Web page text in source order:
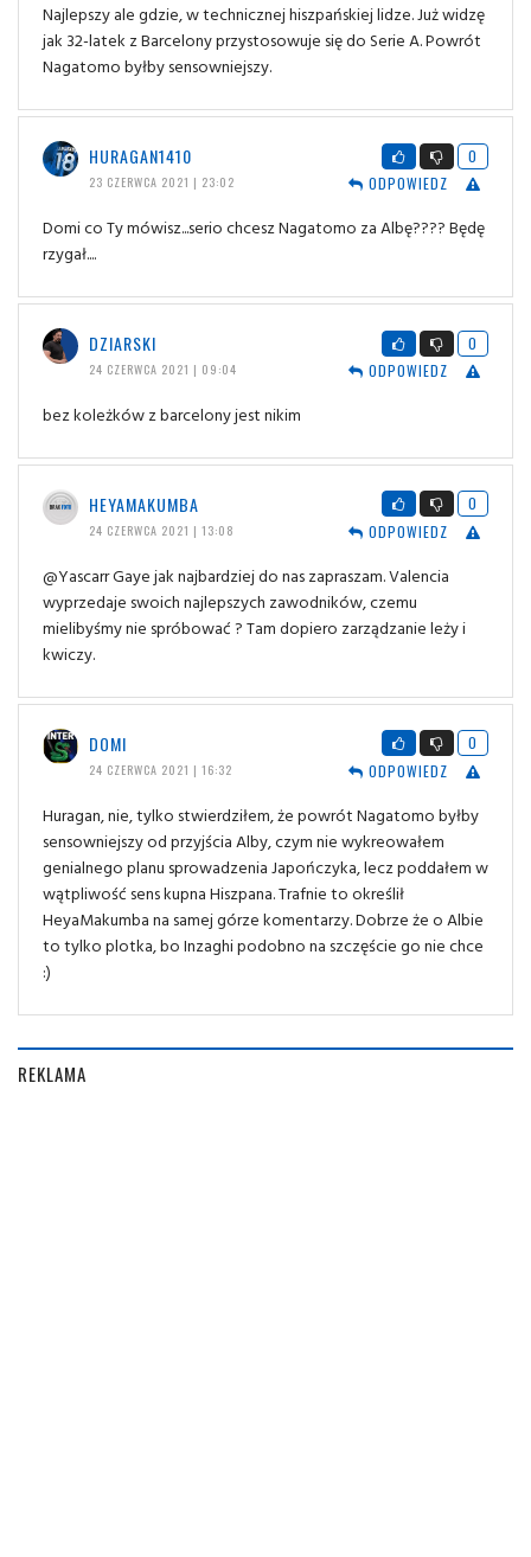
Najlepszy ale gdzie, w technicznej hiszpańskiej lidze. Już widzę
jak 32-latek z Barcelony przystosowuje się do Serie A. Powrót
Nagatomo byłby sensowniejszy.
HURAGAN1410
23 CZERWCA 2021 | 23:02
0
ODPOWIEDZ
Domi co Ty mówisz...serio chcesz Nagatomo za Albę???? Będę
rzygał....
DZIARSKI
24 CZERWCA 2021 | 09:04
0
ODPOWIEDZ
bez koleżków z barcelony jest nikim
HEYAMAKUMBA
24 CZERWCA 2021 | 13:08
0
ODPOWIEDZ
@Yascarr Gaye jak najbardziej do nas zapraszam. Valencia
wyprzedaje swoich najlepszych zawodników, czemu
mielibyśmy nie spróbować ? Tam dopiero zarządzanie leży i
kwiczy.
DOMI
24 CZERWCA 2021 | 16:32
0
ODPOWIEDZ
Huragan, nie, tylko stwierdziłem, że powrót Nagatomo byłby
sensowniejszy od przyjścia Alby, czym nie wykreowałem
genialnego planu sprowadzenia Japończyka, lecz poddałem w
wątpliwość sens kupna Hiszpana. Trafnie to określił
HeyaMakumba na samej górze komentarzy. Dobrze że o Albie
to tylko plotka, bo Inzaghi podobno na szczęście go nie chce
:)
REKLAMA